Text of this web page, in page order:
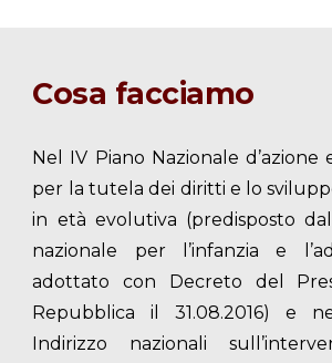
Cosa facciamo
Nel IV Piano Nazionale
per la tutela dei diritti e lo
in età evolutiva (predisposto
nazionale per l’infanzia e
adottato con Decreto del
Repubblica il 31.08.2016) e
Indirizzo nazionali